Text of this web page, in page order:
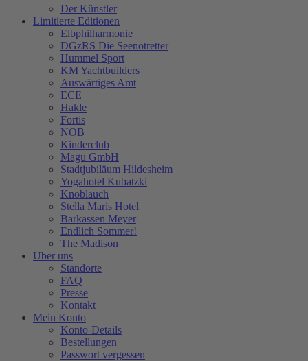
Der Künstler
Limitierte Editionen
Elbphilharmonie
DGzRS Die Seenotretter
Hummel Sport
KM Yachtbuilders
Auswärtiges Amt
ECE
Hakle
Fortis
NOB
Kinderclub
Magu GmbH
Stadtjubiläum Hildesheim
Yogahotel Kubatzki
Knoblauch
Stella Maris Hotel
Barkassen Meyer
Endlich Sommer!
The Madison
Über uns
Standorte
FAQ
Presse
Kontakt
Mein Konto
Konto-Details
Bestellungen
Passwort vergessen